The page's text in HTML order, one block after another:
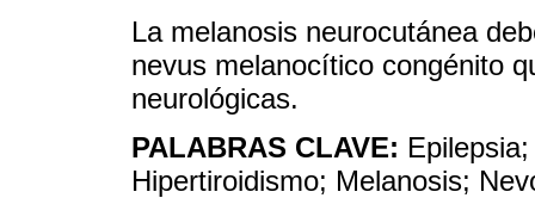
La melanosis neurocutánea
nevus melanocítico congénito
neurológicas.
PALABRAS CLAVE:
Hipertiroidismo; Melanosis;